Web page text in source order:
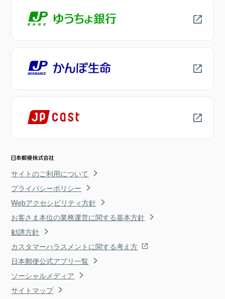
サイトのご利用について
プライバシーポリシー
Webアクセシビリティ方針
お客さま本位の業務運営に関する基本方針
勧誘方針
カスタマーハラスメントに関する考え方
日本郵便公式アプリ一覧
ソーシャルメディア
サイトマップ